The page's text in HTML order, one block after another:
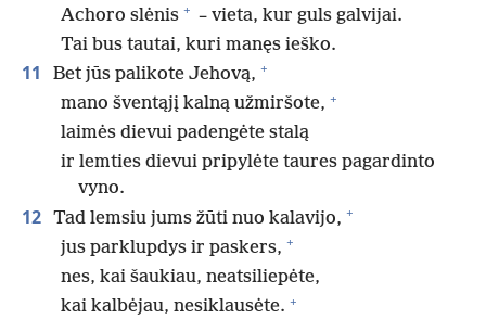
Achoro slėnis + – vieta, kur guls galvijai.
Tai bus tautai, kuri manęs ieško.
11 Bet jūs palikote Jehovą, +
mano šventąjį kalną užmiršote, +
laimės dievui padengėte stalą
ir lemties dievui pripylėte taures pagardinto
vyno.
12 Tad lemsiu jums žūti nuo kalavijo, +
jus parklupdys ir paskers, +
nes, kai šaukiau, neatsiliepėte,
kai kalbėjau, nesiklausėte. +